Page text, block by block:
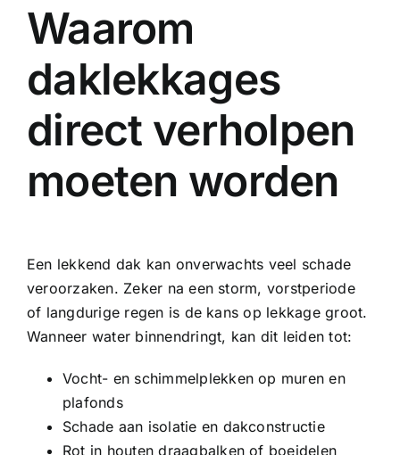
Waarom
daklekkages
direct verholpen
moeten worden
Een lekkend dak kan onverwachts veel schade
veroorzaken. Zeker na een storm, vorstperiode
of langdurige regen is de kans op lekkage groot.
Wanneer water binnendringt, kan dit leiden tot:
Vocht- en schimmelplekken op muren en
plafonds
Schade aan isolatie en dakconstructie
Rot in houten draagbalken of boeidelen